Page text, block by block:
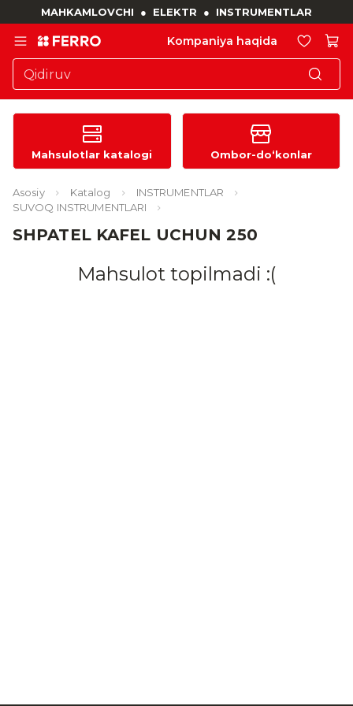
MAHKAMLOVCHI ● ELEKTR ● INSTRUMENTLAR
Kompaniya haqida
Mahsulotlar katalogi Ombor-do‘konlar
Asosiy Katalog
INSTRUMENTLAR
SUVOQ INSTRUMENTLARI
SHPATEL KAFEL UCHUN 250
Mahsulot topilmadi :(